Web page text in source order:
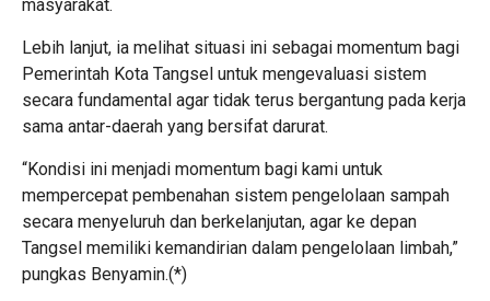
masyarakat.
Lebih lanjut, ia melihat situasi ini sebagai momentum bagi
Pemerintah Kota Tangsel untuk mengevaluasi sistem
secara fundamental agar tidak terus bergantung pada kerja
sama antar-daerah yang bersifat darurat.
“Kondisi ini menjadi momentum bagi kami untuk
mempercepat pembenahan sistem pengelolaan sampah
secara menyeluruh dan berkelanjutan, agar ke depan
Tangsel memiliki kemandirian dalam pengelolaan limbah,”
pungkas Benyamin.(*)